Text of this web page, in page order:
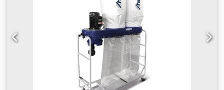
Filterabreinigung - max. Volumenstrom 1.900 m³/h -
Spänecontainer 200 lt. Fassungsvermögen - 3 KW (4PS)
Motor / 400 Volt - H3 geprüft! Das Reinluftgerät befindet
sich in A-8561 Söding und kann während unserer
Öffnungszeiten jederzeit begutachtet werden.
Zwischenverkauf vorbehalten! Verwandte Begriffe:
Absaugung, Absauggerät, Reinluftgerät, Reinluft, RL
Dkodpfx Ajzrnqlspwjr Referenz: R-D1618